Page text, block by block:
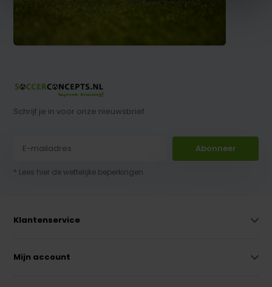
Schrijf je in voor onze nieuwsbrief
Abonneer
* Lees hier de wettelijke beperkingen
Klantenservice
Mijn account